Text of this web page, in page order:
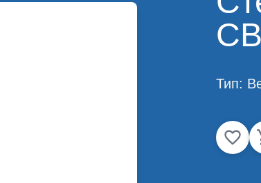
Тип: